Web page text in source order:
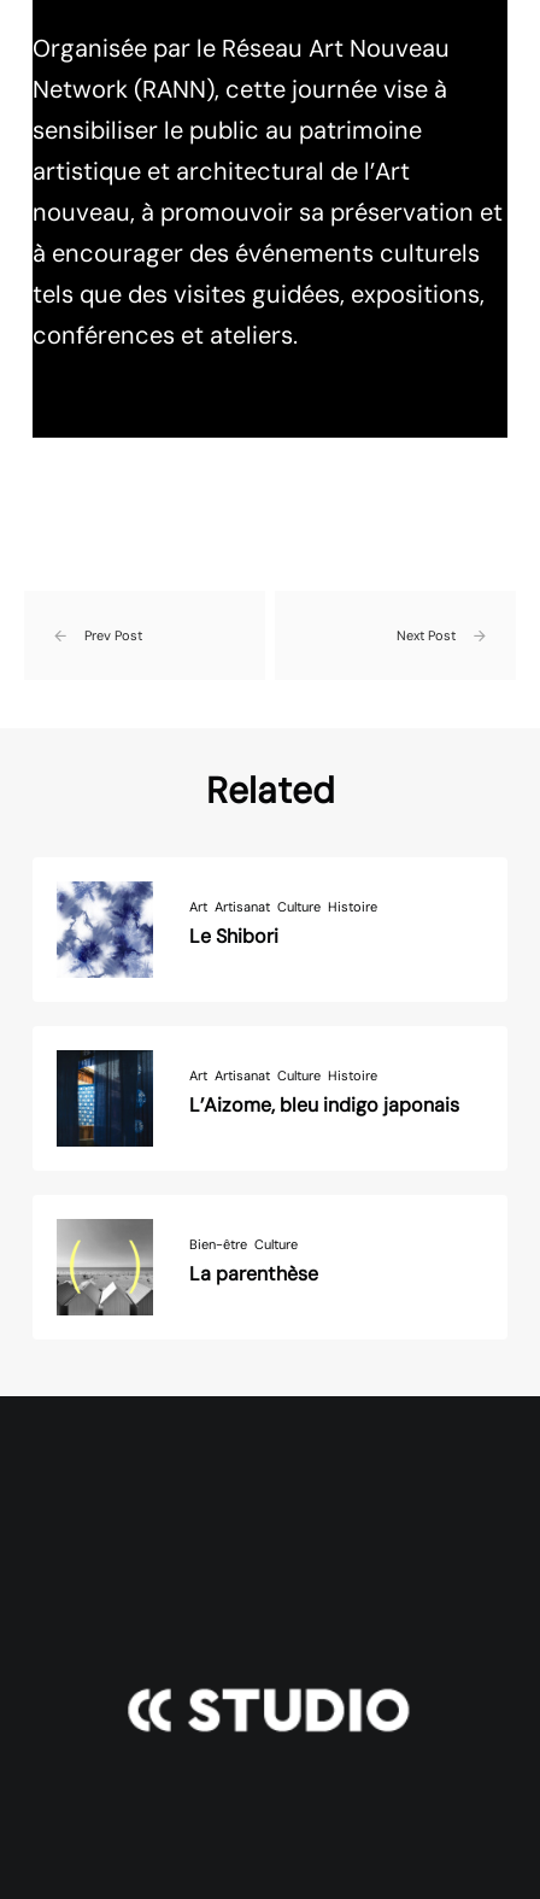
Organisée par le Réseau Art Nouveau
Network (RANN), cette journée vise à
sensibiliser le public au patrimoine
artistique et architectural de l’Art
nouveau, à promouvoir sa préservation et
à encourager des événements culturels
tels que des visites guidées, expositions,
conférences et ateliers.
Prev Post Next Post
Related
Art Artisanat Culture Histoire
Le Shibori
Art Artisanat Culture Histoire
L’Aizome, bleu indigo japonais
Bien-être Culture
La parenthèse